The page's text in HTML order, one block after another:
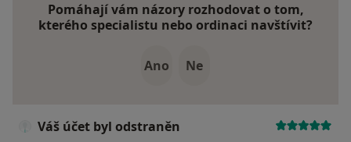
Pomáhají vám názory rozhodovat o tom,
kterého specialistu nebo ordinaci navštívit?
Ano Ne
Váš účet byl odstraněn